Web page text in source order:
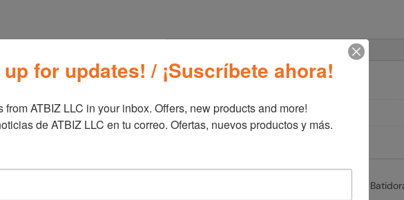
Información adicional
Marca Black & Decker
Black+Decker
for updates! / ¡Suscríbete ahora!
from ATBIZ LLC in your inbox. Offers, new products and more!
de ATBIZ LLC en tu correo. Ofertas, nuevos productos y más.